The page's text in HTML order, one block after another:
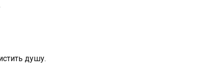
душу.